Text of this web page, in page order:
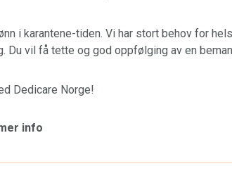
i karantene-tiden. Vi har stort behov for
Du vil få tette og god oppfølging av en
Dedicare Norge!
info